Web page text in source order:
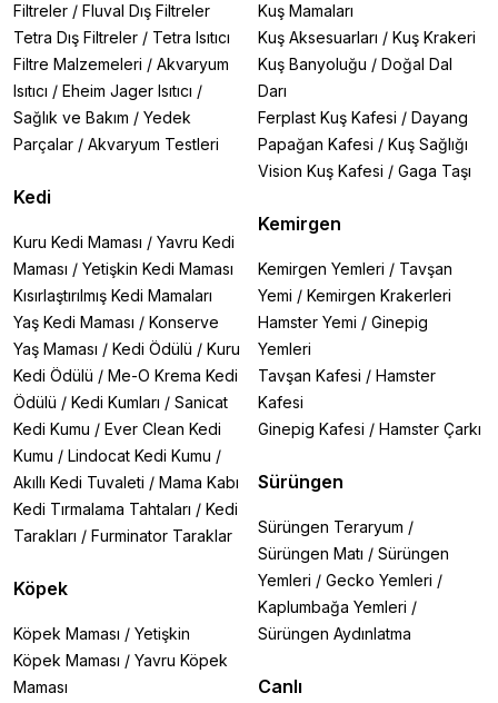
Filtreler / Fluval Dış Filtreler
Tetra Dış Filtreler / Tetra Isıtıcı
Filtre Malzemeleri / Akvaryum
Isıtıcı / Eheim Jager Isıtıcı /
Sağlık ve Bakım / Yedek
Parçalar / Akvaryum Testleri
Kedi
Kuru Kedi Maması / Yavru Kedi
Maması / Yetişkin Kedi Maması
Kısırlaştırılmış Kedi Mamaları
Yaş Kedi Maması / Konserve
Yaş Maması / Kedi Ödülü / Kuru
Kedi Ödülü / Me-O Krema Kedi
Ödülü / Kedi Kumları / Sanicat
Kedi Kumu / Ever Clean Kedi
Kumu / Lindocat Kedi Kumu /
Akıllı Kedi Tuvaleti / Mama Kabı
Kedi Tırmalama Tahtaları / Kedi
Tarakları / Furminator Taraklar
Köpek
Köpek Maması / Yetişkin
Köpek Maması / Yavru Köpek
Maması
Kuş Mamaları
Kuş Aksesuarları / Kuş Krakeri
Kuş Banyoluğu / Doğal Dal
Darı
Ferplast Kuş Kafesi / Dayang
Papağan Kafesi / Kuş Sağlığı
Vision Kuş Kafesi / Gaga Taşı
Kemirgen
Kemirgen Yemleri / Tavşan
Yemi / Kemirgen Krakerleri
Hamster Yemi / Ginepig
Yemleri
Tavşan Kafesi / Hamster
Kafesi
Ginepig Kafesi / Hamster Çarkı
Sürüngen
Sürüngen Teraryum /
Sürüngen Matı / Sürüngen
Yemleri / Gecko Yemleri /
Kaplumbağa Yemleri /
Sürüngen Aydınlatma
Canlı